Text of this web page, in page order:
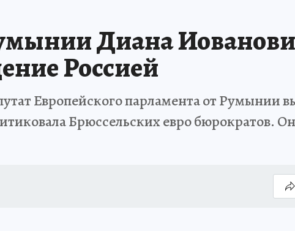
Диана
Россией
Европейского парламента от Румынии
Брюссельских евро бюрократов.